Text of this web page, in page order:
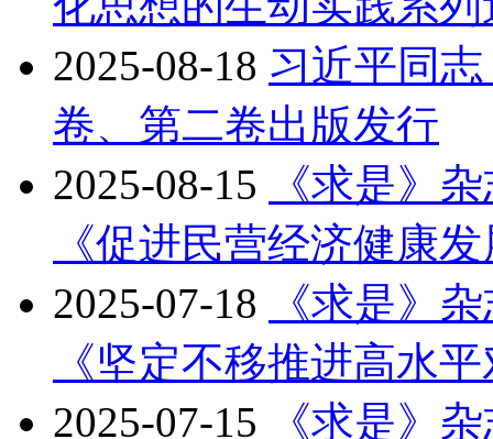
2025-08-18 习近平同
卷、第二卷出版发行
2025-08-15
《求是》
《促进民营经济健康
2025-07-18
《求是》
《坚定不移推进高水
2025-07-15
《求是》